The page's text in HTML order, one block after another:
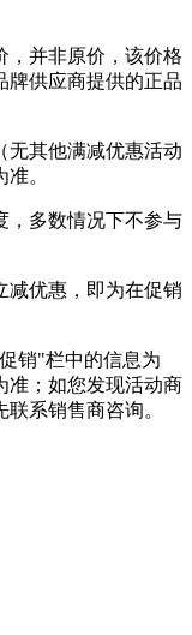
，并非原价，该价格
牌供应商提供的正品
无其他满减优惠活动
。
，多数情况下不参与
减优惠，即为在促销
销"栏中的信息为
准；如您发现活动商
系销售商咨询。